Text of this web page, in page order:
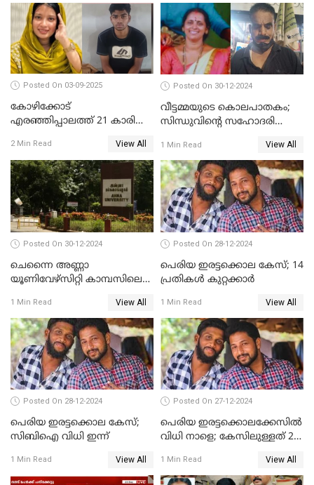
Posted On 03-09-2025
കോഴിക്കോട്
എരഞ്ഞിപ്പാലത്ത് 21 കാരി
കൂടുതൽ അന്വേഷണത്തിന്
പൊലീസ്
2 Min Read View All
Posted On 30-12-2024
വീട്ടമ്മയുടെ കൊലപാതകം;
സിന്ധുവിന്റെ സഹോദരി
1 Min Read View All
Posted On 30-12-2024
ചെന്നൈ അണ്ണാ
യൂണിവേഴ്‌സിറ്റി കാമ്പസിലെ
കമ്മീഷന്‍ ഇന്ന്
യൂണിവേഴ്‌സിറ്റിയിലെത്തും
1 Min Read View All
Posted On 28-12-2024
പെരിയ ഇരട്ടക്കൊല കേസ്; 14
പ്രതികള്‍ കുറ്റക്കാര്‍
1 Min Read View All
Posted On 28-12-2024
പെരിയ ഇരട്ടക്കൊല കേസ്;
സിബിഐ വിധി ഇന്ന്
1 Min Read View All
Posted On 27-12-2024
പെരിയ ഇരട്ടക്കൊലക്കേസില്‍
വിധി നാളെ; കേസിലുള്ളത് 24
1 Min Read View All